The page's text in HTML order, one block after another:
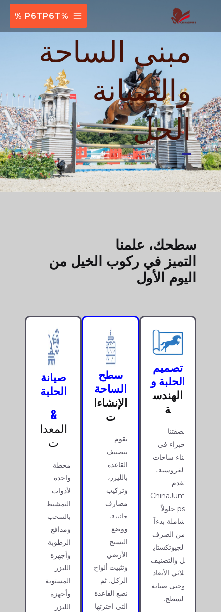
الرئيسية
%P6TP6T %
مبنى الساحة
والصيانة
الحل
سطحك، علمنا
التميز في ركوب الخيل من
اليوم الأول
تصميم
الحلبة و
الهندس
ة
بصفتنا
خبراء في
بناء ساحات
الفروسية،
تقدم
ChinaJum
ps حلولاً
شاملة بدءاً
من الصرف
الجيوتكستاي
ل والتصنيف
ثلاثي الأبعاد
وحتى صيانة
السطح.
سطح
الساحة
الإنشاءا
ت
نقوم
بتصنيف
القاعدة
بالليزر،
وتركيب
مصارف
جانبية،
ووضع
النسيج
الأرضي
وتثبيت ألواح
الركل، ثم
نضع القاعدة
التي اخترتها
صيانة
الحلبة
&
المعدا
ت
محطة
واحدة
لأدوات
التمشيط
بالسحب
ومدافع
الرطوبة
وأجهزة
الليزر
المستوية
وأجهزة
الليزر